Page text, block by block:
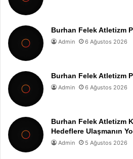
Burhan Felek Atletizm
Admin 6 Ağustos 2026
Burhan Felek Atletizm
Admin 6 Ağustos 2026
Burhan Felek Atletizm
Hedeflere Ulaşmanın
Admin 5 Ağustos 2026